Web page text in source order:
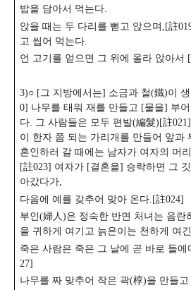
밥을 담아서 먹는다.
앉을 때는 두 다리를 뻗고 앉으며,[註
고 씹어 먹는다.
언 고기를 얻으면 그 위에 올라 앉아서
3)○ [그 지방에서는] 소금과 철(鐵)이
0] 나무를 태워 재를 만들고 [물을] 부어
다. 그 사람들은 모두 편발(編髮)[註
이 한자 쯤 되는 가리개를 만들어 앞과
혼인하러 갈 때에는 남자가 여자의 머
[註023] 여자가 [결혼을] 승락하면 그
아갔다가,
다음에 예를 갖추어 맞아 온다.[註024]
부인(婦人)은 정숙한 반면 처녀는 음란
을 귀하게 여기고 늙은이는 천하게 여
죽은 사람은 죽은 그 날에 곧 바로 들
27]
나무를 짜 맞추어 작은 곽(椁)을 만들고